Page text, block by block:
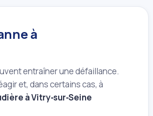
à
entraîner une défaillance.
et, dans certains cas, à
à Vitry‑sur‑Seine